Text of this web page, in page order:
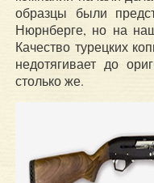
образцы были
Нюрнберге, но на
Качество турецких
недотягивает до
столько же.